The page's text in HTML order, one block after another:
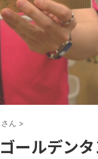
ん >
ールデン